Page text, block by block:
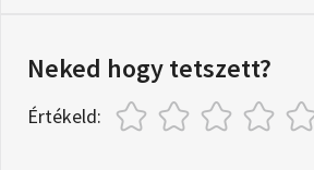
Neked hogy tetszett?
Értékeld: